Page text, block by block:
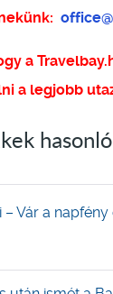
a
a legjobb
– Vár a